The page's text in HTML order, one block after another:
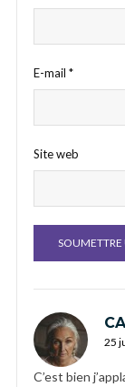
E-mail *
Site web
25
C’est bien